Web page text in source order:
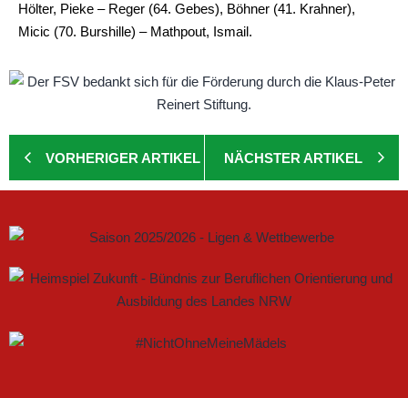
Hölter, Pieke – Reger (64. Gebes), Böhner (41. Krahner),
Micic (70. Burshille) – Mathpout, Ismail.
VORHERIGER ARTIKEL NÄCHSTER ARTIKEL